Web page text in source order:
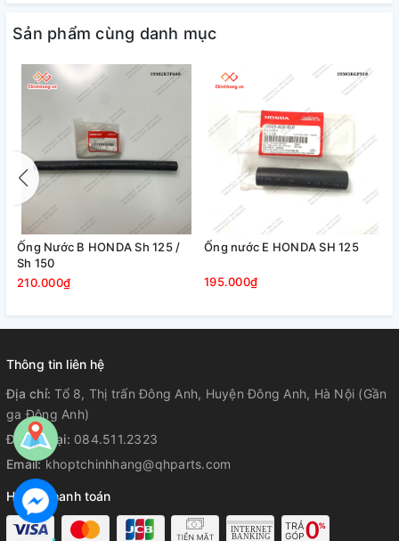
Sản phẩm cùng danh mục
Ống Nước B HONDA Sh 125 /
Sh 150
210.000₫
Ống nước E HONDA SH 125
195.000₫
Thông tin liên hệ
Địa chỉ:Tổ 8, Thị trấn Đông Anh, Huyện Đông Anh, Hà Nội (Gần
ga Đông Anh)
Điện thoại: 084.511.2323
Email:khoptchinhhang@qhparts.com
Hỗ trợ thanh toán